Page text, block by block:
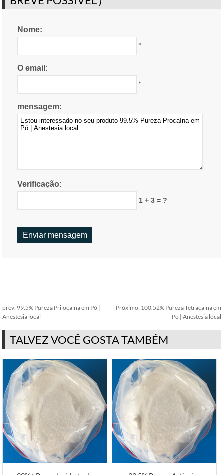
Nome:
*
O email:
*
mensagem:
Verificação:
1 + 3 = ?
prev: 99.5% Pureza Prilocaína em Pó |
Anestesia local
Próximo: 100.52% Pureza Tetracaína em
Pó | Anestesia local
TALVEZ VOCÊ GOSTA TAMBÉM